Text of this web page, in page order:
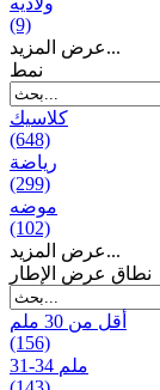
(9)
عرض المزيد...
نمط
كلاسيك
(648)
رياضة
(299)
موضه
(102)
عرض المزيد...
نطاق عرض الإطار
أقل من 30 ملم
(156)
31-34 ملم